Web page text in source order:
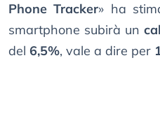
Phone Tracker» ha
smartphone subirà un
del 6,5%, vale a dire per